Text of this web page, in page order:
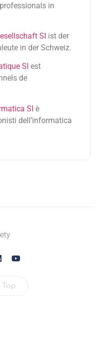
in
SI ist der
in der Schweiz.
SI est
de
SI è
dell’informatica